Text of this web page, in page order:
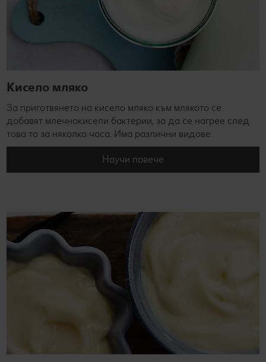
Кисело мляко
За приготвянето на кисело мляко към млякото се
добавят млечнокисели бактерии, за да се нагрее след
това то за няколко часа. Има различни видове.
Научи повече